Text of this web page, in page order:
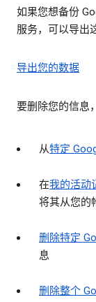
如果您想备份
服务，可以导出
导出您的数据
要删除您的信息
从特定
在我的活动
将其从您的
删除特定
息
删除整个